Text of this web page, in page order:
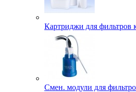
Картриджи для фильтров
Смен. модули для